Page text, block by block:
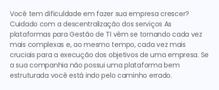
Você tem dificuldade em fazer sua empresa crescer?
Cuidado com a descentralização dos serviços As
plataformas para Gestão de TI vêm se tornando cada vez
mais complexas e, ao mesmo tempo, cada vez mais
cruciais para a execução dos objetivos de uma empresa. Se
a sua companhia não possui uma plataforma bem
estruturada você está indo pelo caminho errado.